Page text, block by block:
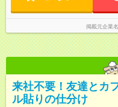
掲載元企業名
来社不要！友達とカ
ル貼りの仕分け